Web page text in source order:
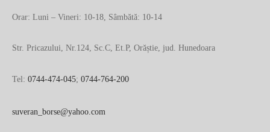
Orar: Luni – Vineri: 10-18, Sâmbătă: 10-14
Str. Pricazului, Nr.124, Sc.C, Et.P, Orăștie, jud. Hunedoara
Tel: 0744-474-045; 0744-764-200
suveran_borse@yahoo.com